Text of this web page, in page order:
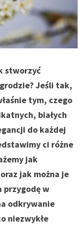
stworzyć
Jeśli tak,
tym, czego
białych
do każdej
ci różne
jak
jak można je
przygodę w
odkrywanie
niezwykłe